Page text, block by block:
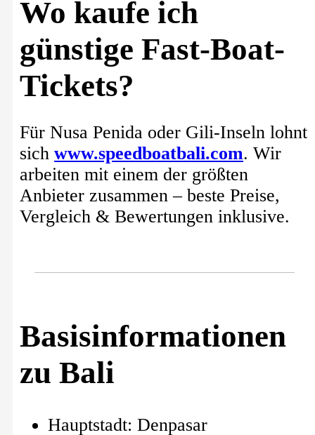
Wo kaufe ich
günstige Fast-Boat-
Tickets?
Für Nusa Penida oder Gili-Inseln lohnt
sich www.speedboatbali.com. Wir
arbeiten mit einem der größten
Anbieter zusammen – beste Preise,
Vergleich & Bewertungen inklusive.
Basisinformationen
zu Bali
Hauptstadt: Denpasar